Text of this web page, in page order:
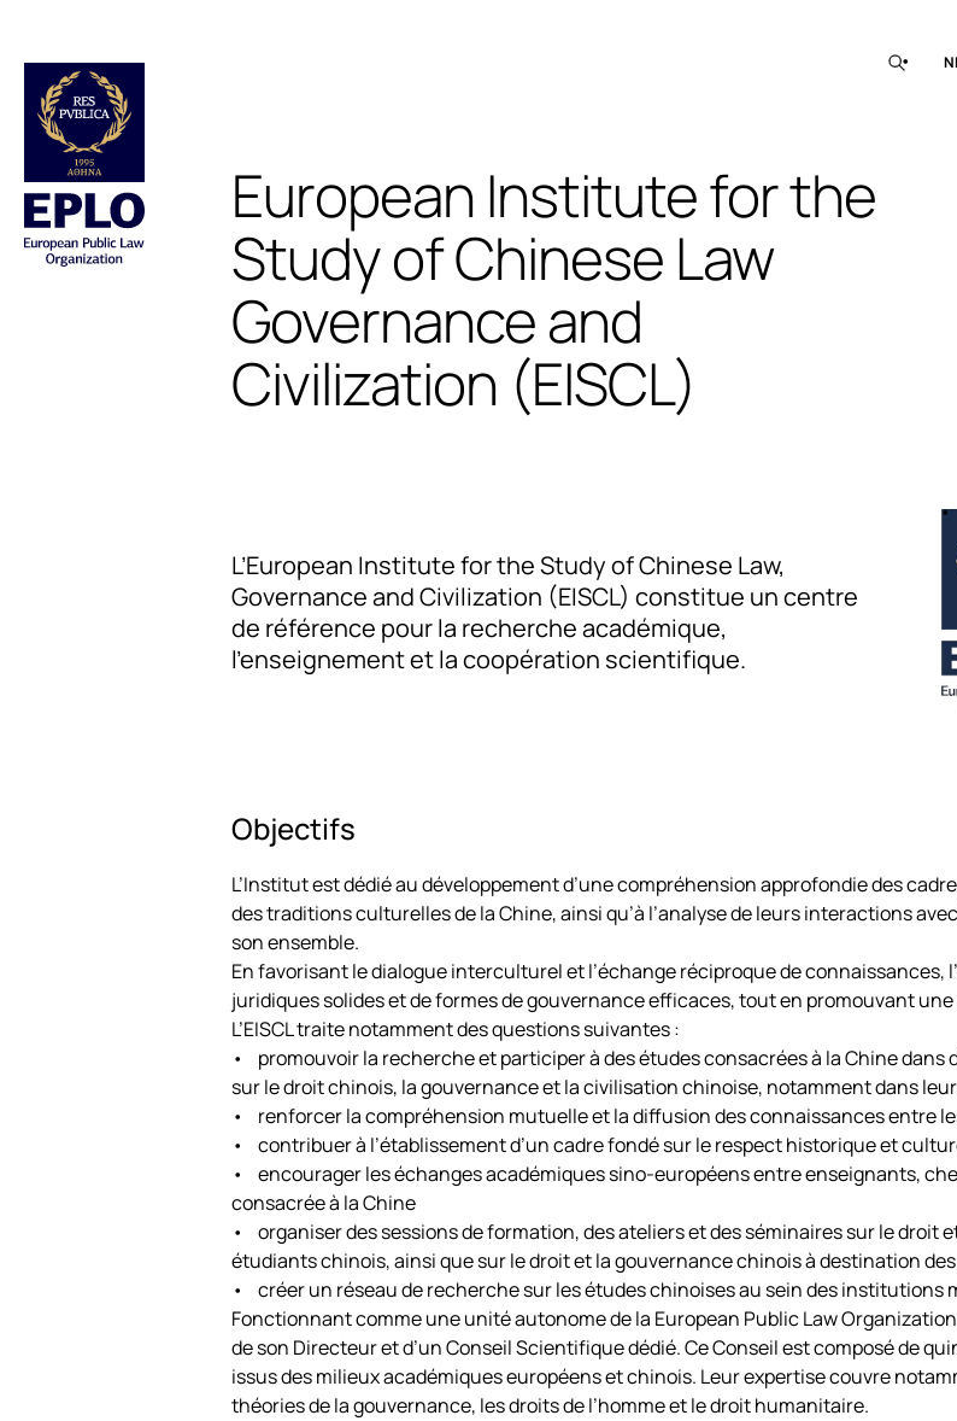
European Institute for the
Study of Chinese Law
Governance and
Civilization (EISCL)
L’European Institute for the Study of Chinese Law,
Governance and Civilization (EISCL) constitue un centre
de référence pour la recherche académique,
l’enseignement et la coopération scientifique.
Objectifs
L’Institut est dédié au développement d’une compréhension approfondie des
des traditions culturelles de la Chine, ainsi qu’à l’analyse de leurs interactions
son ensemble.
En favorisant le dialogue interculturel et l’échange réciproque de connaissances,
juridiques solides et de formes de gouvernance efficaces, tout en promouvant
L’EISCL traite notamment des questions suivantes :
• promouvoir la recherche et participer à des études consacrées à la Chine
sur le droit chinois, la gouvernance et la civilisation chinoise, notamment dans
• renforcer la compréhension mutuelle et la diffusion des connaissances entre
• contribuer à l’établissement d’un cadre fondé sur le respect historique et
• encourager les échanges académiques sino-européens entre enseignants,
consacrée à la Chine
• organiser des sessions de formation, des ateliers et des séminaires sur le droit
étudiants chinois, ainsi que sur le droit et la gouvernance chinois à destination
• créer un réseau de recherche sur les études chinoises au sein des institutions
Fonctionnant comme une unité autonome de la European Public Law
de son Directeur et d’un Conseil Scientifique dédié. Ce Conseil est composé de
issus des milieux académiques européens et chinois. Leur expertise couvre
théories de la gouvernance, les droits de l’homme et le droit humanitaire.